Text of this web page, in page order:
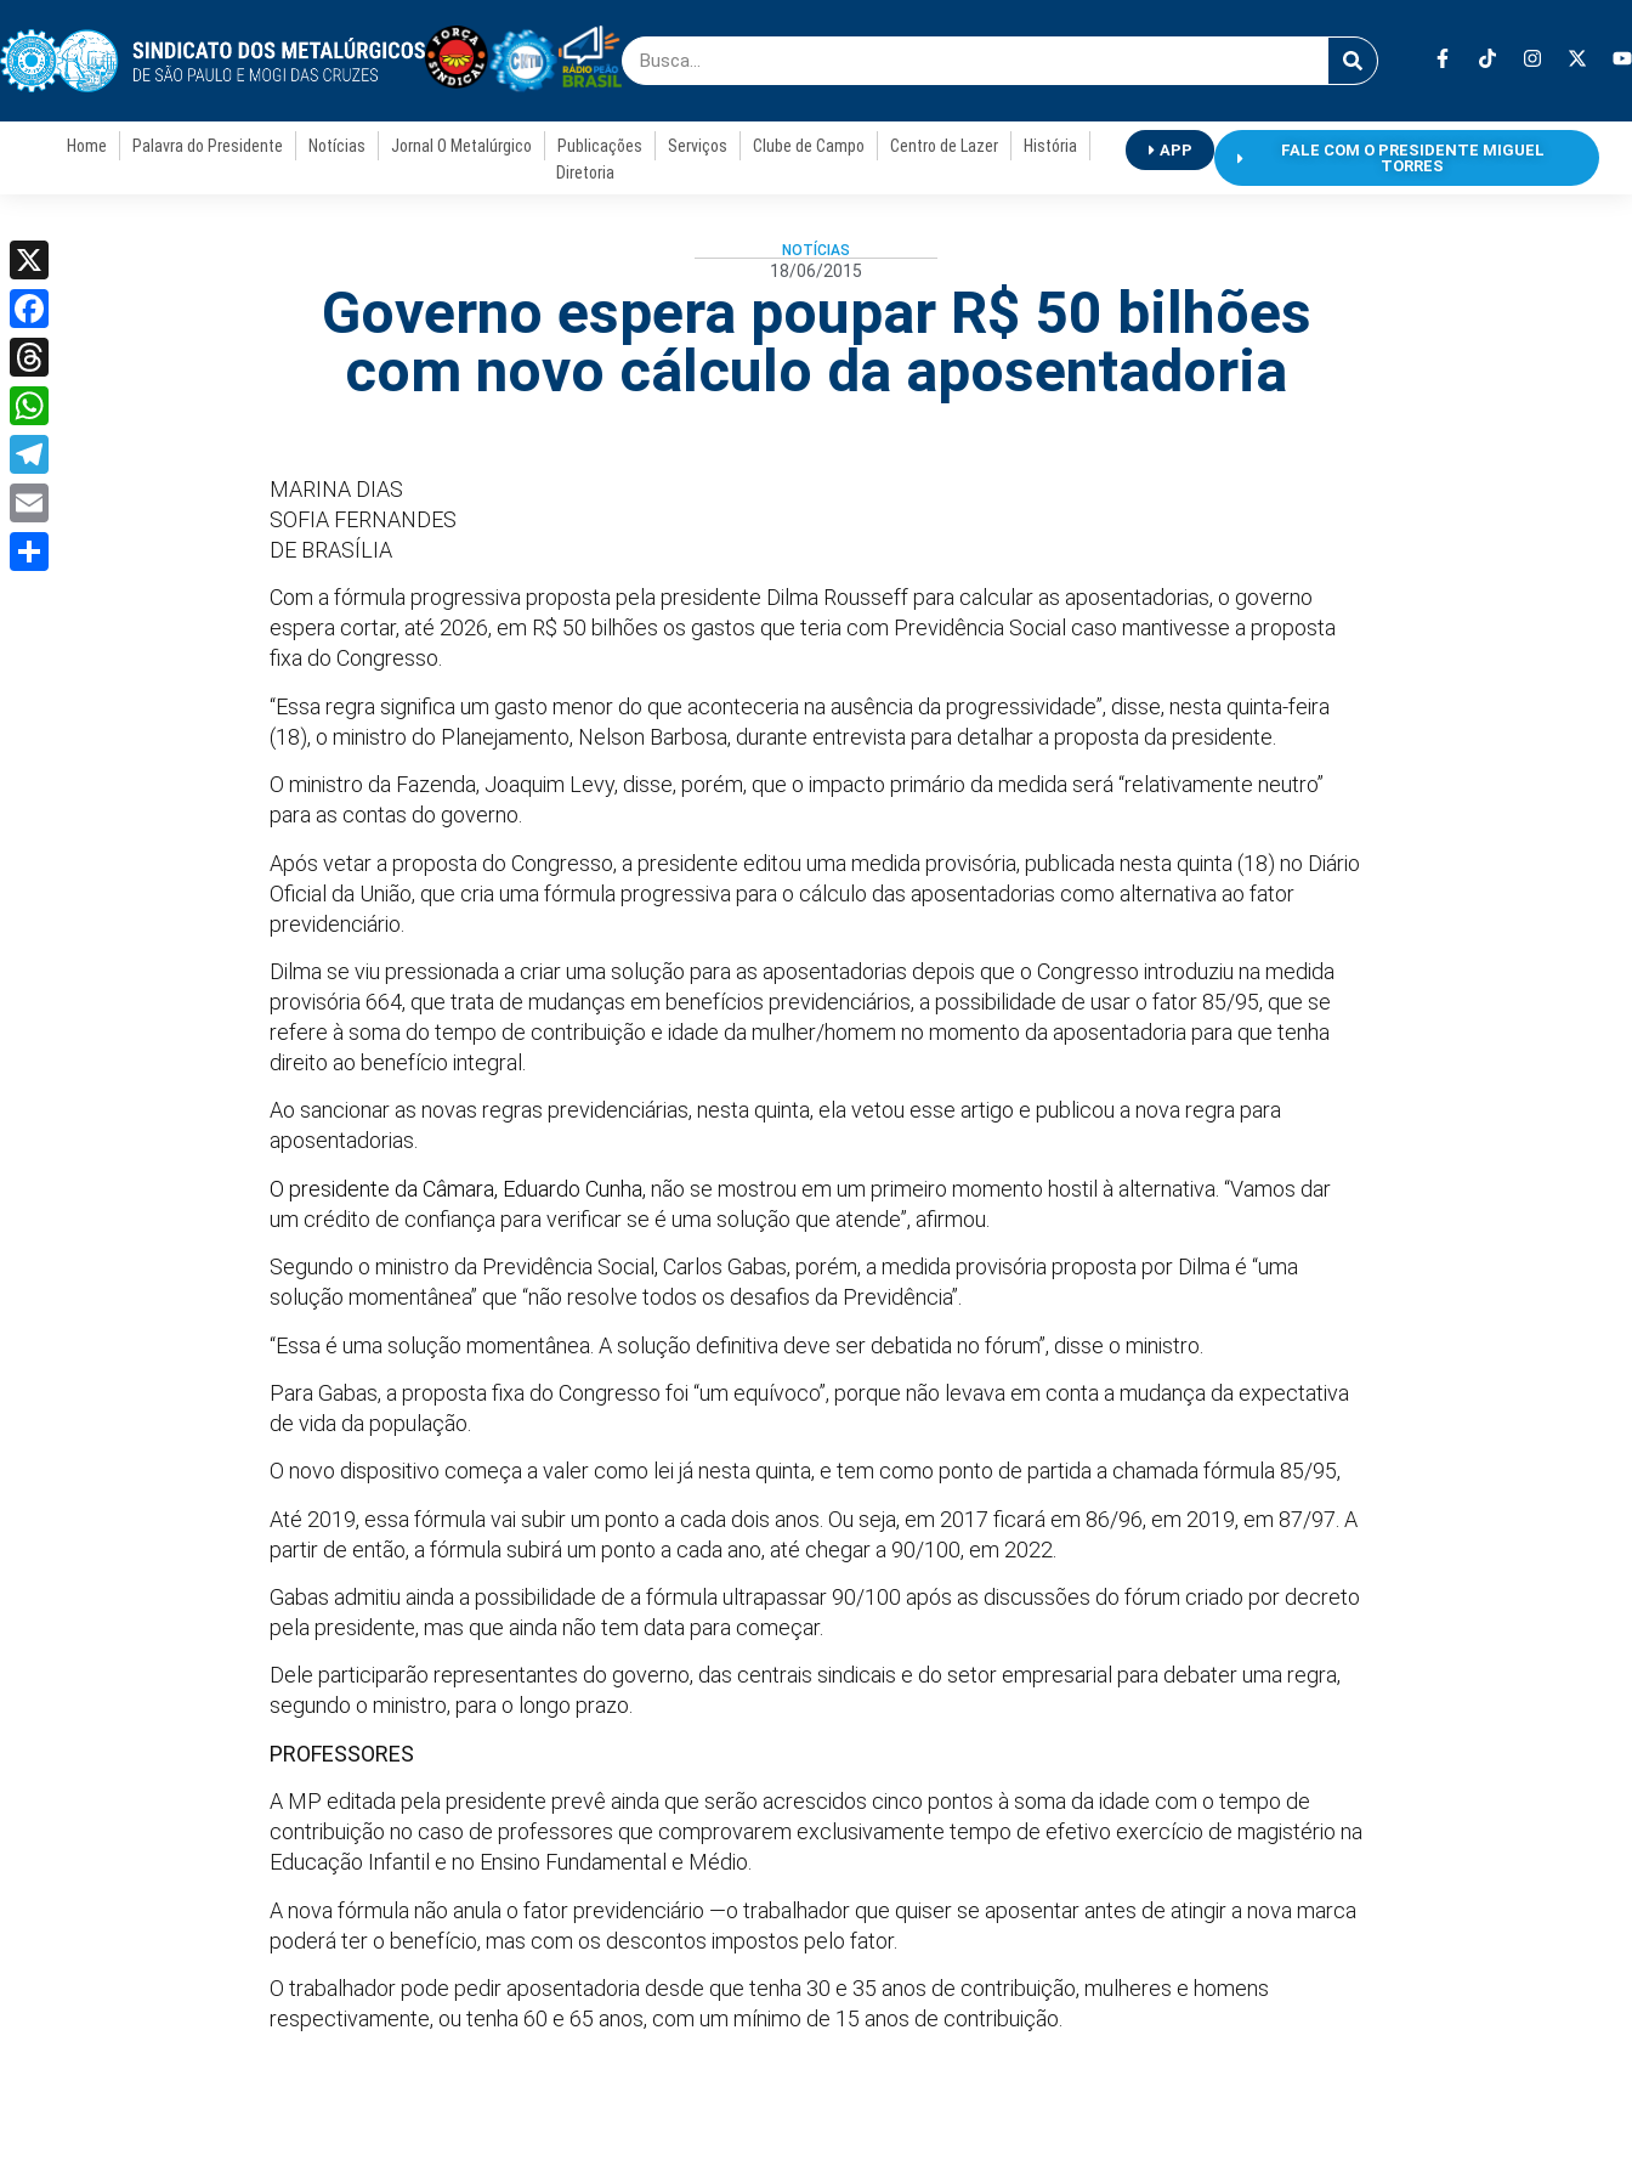
Home Palavra do Presidente Notícias Jornal O Metalúrgico Publicações Serviços Clube de Campo Centro de Lazer
História
Diretoria
APP
FALE COM O PRESIDENTE MIGUEL
TORRES
NOTÍCIAS
18/06/2015
Governo espera poupar R$ 50 bilhões
com novo cálculo da aposentadoria
MARINA DIAS
SOFIA FERNANDES
DE BRASÍLIA
Com a fórmula progressiva proposta pela presidente Dilma Rousseff para calcular as aposentadorias, o governo
espera cortar, até 2026, em R$ 50 bilhões os gastos que teria com Previdência Social caso mantivesse a proposta
fixa do Congresso.
“Essa regra significa um gasto menor do que aconteceria na ausência da progressividade”, disse, nesta quinta-feira
(18), o ministro do Planejamento, Nelson Barbosa, durante entrevista para detalhar a proposta da presidente.
O ministro da Fazenda, Joaquim Levy, disse, porém, que o impacto primário da medida será “relativamente neutro”
para as contas do governo.
Após vetar a proposta do Congresso, a presidente editou uma medida provisória, publicada nesta quinta (18) no Diário
Oficial da União, que cria uma fórmula progressiva para o cálculo das aposentadorias como alternativa ao fator
previdenciário.
Dilma se viu pressionada a criar uma solução para as aposentadorias depois que o Congresso introduziu na medida
provisória 664, que trata de mudanças em benefícios previdenciários, a possibilidade de usar o fator 85/95, que se
refere à soma do tempo de contribuição e idade da mulher/homem no momento da aposentadoria para que tenha
direito ao benefício integral.
Ao sancionar as novas regras previdenciárias, nesta quinta, ela vetou esse artigo e publicou a nova regra para
aposentadorias.
O presidente da Câmara, Eduardo Cunha, não se mostrou em um primeiro momento hostil à alternativa. “Vamos dar
um crédito de confiança para verificar se é uma solução que atende”, afirmou.
Segundo o ministro da Previdência Social, Carlos Gabas, porém, a medida provisória proposta por Dilma é “uma
solução momentânea” que “não resolve todos os desafios da Previdência”.
“Essa é uma solução momentânea. A solução definitiva deve ser debatida no fórum”, disse o ministro.
Para Gabas, a proposta fixa do Congresso foi “um equívoco”, porque não levava em conta a mudança da expectativa
de vida da população.
O novo dispositivo começa a valer como lei já nesta quinta, e tem como ponto de partida a chamada fórmula 85/95,
Até 2019, essa fórmula vai subir um ponto a cada dois anos. Ou seja, em 2017 ficará em 86/96, em 2019, em 87/97. A
partir de então, a fórmula subirá um ponto a cada ano, até chegar a 90/100, em 2022.
Gabas admitiu ainda a possibilidade de a fórmula ultrapassar 90/100 após as discussões do fórum criado por decreto
pela presidente, mas que ainda não tem data para começar.
Dele participarão representantes do governo, das centrais sindicais e do setor empresarial para debater uma regra,
segundo o ministro, para o longo prazo.
PROFESSORES
A MP editada pela presidente prevê ainda que serão acrescidos cinco pontos à soma da idade com o tempo de
contribuição no caso de professores que comprovarem exclusivamente tempo de efetivo exercício de magistério na
Educação Infantil e no Ensino Fundamental e Médio.
A nova fórmula não anula o fator previdenciário —o trabalhador que quiser se aposentar antes de atingir a nova marca
poderá ter o benefício, mas com os descontos impostos pelo fator.
O trabalhador pode pedir aposentadoria desde que tenha 30 e 35 anos de contribuição, mulheres e homens
respectivamente, ou tenha 60 e 65 anos, com um mínimo de 15 anos de contribuição.
X
Facebook
Threads
WhatsApp
Telegram
Email